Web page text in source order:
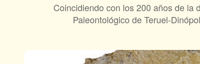
Coincidiendo con los 200 años de la
Paleontológico de Teruel-